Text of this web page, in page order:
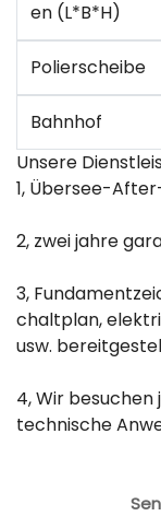
en (L*B*H)
Polierscheibe
Bahnhof
Unsere
1, Übersee-
2, zwei jahre
3,
chaltplan,
usw.
4, Wir besuchen
technische